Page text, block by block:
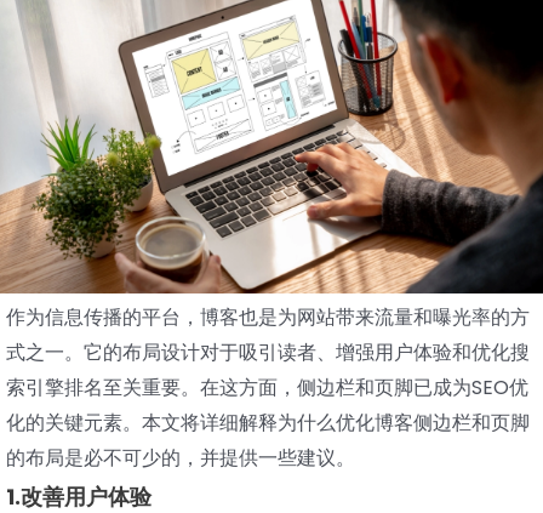
作为信息传播的平台，博客也是为网站带来流量和曝光率的方
式之一。它的布局设计对于吸引读者、增强用户体验和优化搜
索引擎排名至关重要。在这方面，侧边栏和页脚已成为SEO优
化的关键元素。本文将详细解释为什么优化博客侧边栏和页脚
的布局是必不可少的，并提供一些建议。
1.改善用户体验